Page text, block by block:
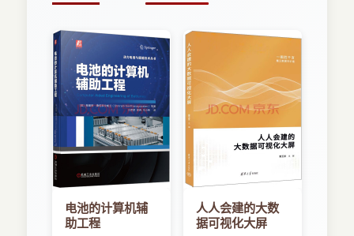
电池的计算机辅
助工程
人人会建的大数
据可视化大屏